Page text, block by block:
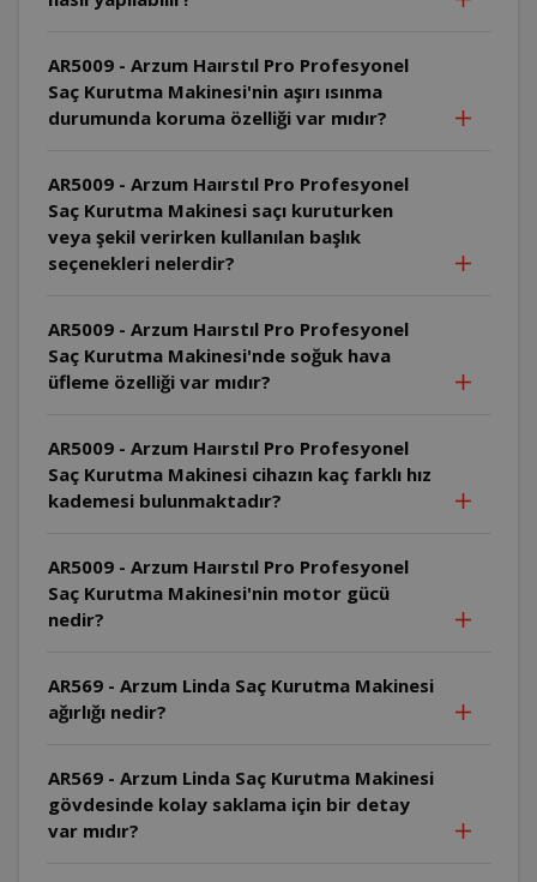
AR5009 - Arzum Haırstıl Pro Profesyonel
Saç Kurutma Makinesi'nin aşırı ısınma
durumunda koruma özelliği var mıdır?
AR5009 - Arzum Haırstıl Pro Profesyonel
Saç Kurutma Makinesi saçı kuruturken
veya şekil verirken kullanılan başlık
seçenekleri nelerdir?
AR5009 - Arzum Haırstıl Pro Profesyonel
Saç Kurutma Makinesi'nde soğuk hava
üfleme özelliği var mıdır?
AR5009 - Arzum Haırstıl Pro Profesyonel
Saç Kurutma Makinesi cihazın kaç farklı hız
kademesi bulunmaktadır?
AR5009 - Arzum Haırstıl Pro Profesyonel
Saç Kurutma Makinesi'nin motor gücü
nedir?
AR569 - Arzum Linda Saç Kurutma Makinesi
ağırlığı nedir?
AR569 - Arzum Linda Saç Kurutma Makinesi
gövdesinde kolay saklama için bir detay
var mıdır?